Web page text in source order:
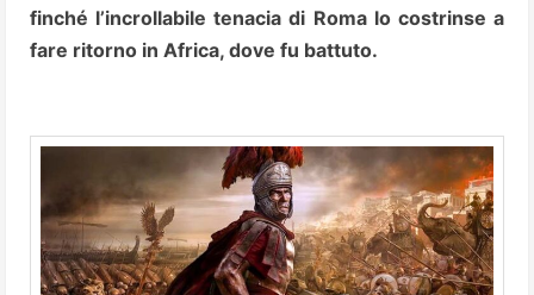
finché l’incrollabile tenacia di Roma lo costrinse a
fare ritorno in Africa, dove fu battuto.